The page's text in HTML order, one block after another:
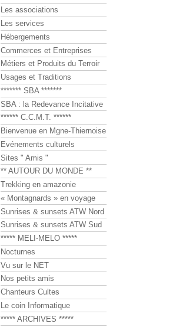
Les associations
Les services
Hébergements
Commerces et Entreprises
Métiers et Produits du Terroir
Usages et Traditions
******* SBA *******
SBA : la Redevance Incitative
****** C.C.M.T. ******
Bienvenue en Mgne-Thiernoise
Evénements culturels
Sites " Amis "
** AUTOUR DU MONDE **
Trekking en amazonie
« Montagnards » en voyage
Sunrises & sunsets ATW Nord
Sunrises & sunsets ATW Sud
***** MELI-MELO *****
Nocturnes
Vu sur le NET
Nos petits amis
Chanteurs Cultes
Le coin Informatique
***** ARCHIVES *****